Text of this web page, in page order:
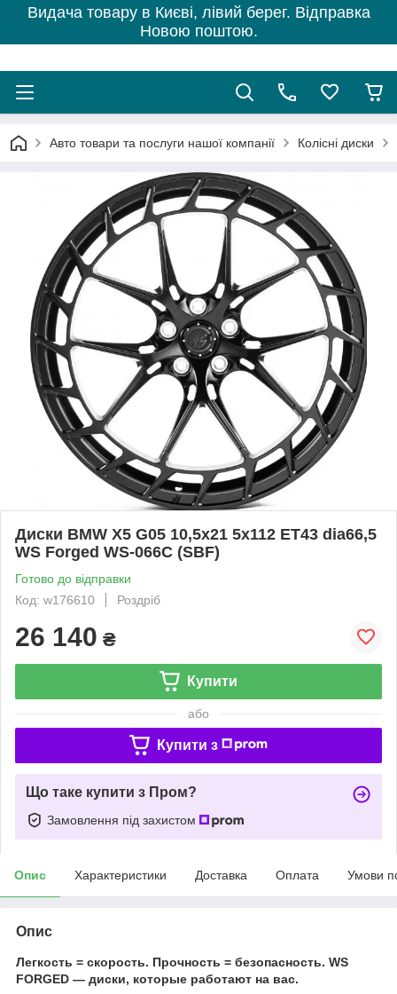
Видача товару в Києві, лівий берег. Відправка
Новою поштою.
Авто товари та послуги нашої компанії Колісні диски
Диски BMW X5 G05 10,5x21 5x112 ET43 dia66,5
WS Forged WS-066C (SBF)
Готово до відправки
Код: w176610
Роздріб
26 140 ₴
Купити
або
Купити з
Що таке купити з Пром?
Замовлення під захистом
Опис Характеристики Доставка Оплата Умови
Опис
Легкость = скорость. Прочность = безопасность. WS
FORGED — диски, которые работают на вас.